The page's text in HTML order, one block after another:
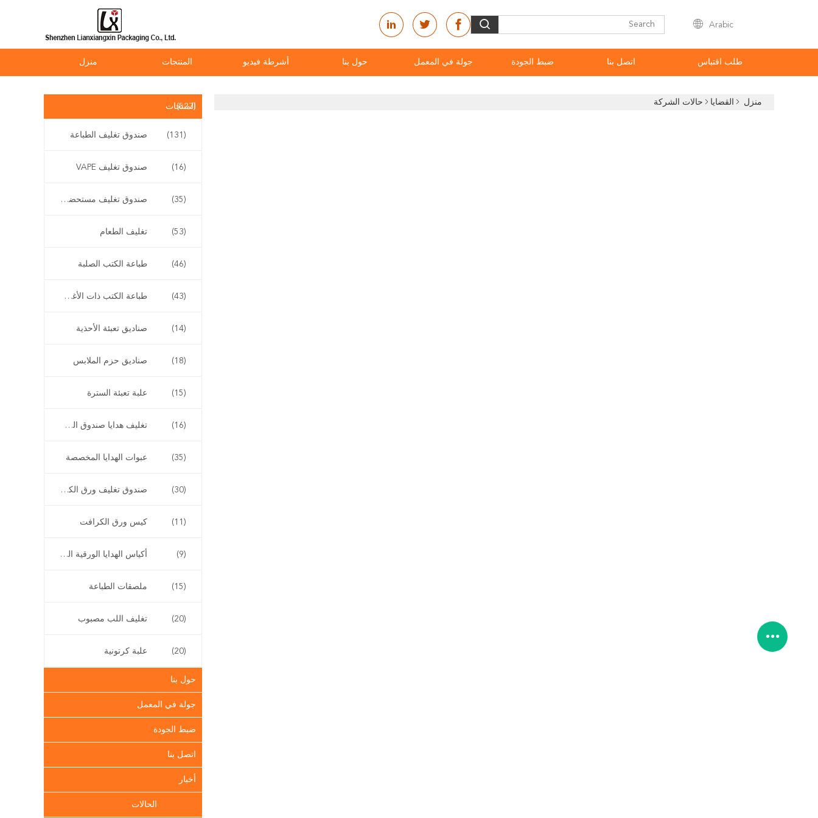
Arabic
منزل المنتجات أشرطة فيديو حول بنا جولة في المعمل ضبط الجودة اتصل بنا طلب اقتباس
المنتجات(527)
صندوق تغليف الطباعة (131)
صندوق تغليف VAPE (16)
صندوق تغليف مستحضرات التجميل (35)
تغليف الطعام (53)
طباعة الكتب الصلبة (46)
طباعة الكتب ذات الأغطية الناعمة (43)
صناديق تعبئة الأحذية (14)
صناديق حزم الملابس (18)
علبة تعبئة السترة (15)
تغليف هدايا صندوق الساعة (16)
عبوات الهدايا المخصصة (35)
صندوق تغليف ورق الكرافت (30)
كيس ورق الكرافت (11)
أكياس الهدايا الورقية القابلة لإعادة التدوير (9)
ملصقات الطباعة (15)
تغليف اللب مصبوب (20)
علبة كرتونية (20)
حول بنا
جولة في المعمل
ضبط الجودة
اتصل بنا
أخبار
الحالات
منزل القضايا حالات الشركة